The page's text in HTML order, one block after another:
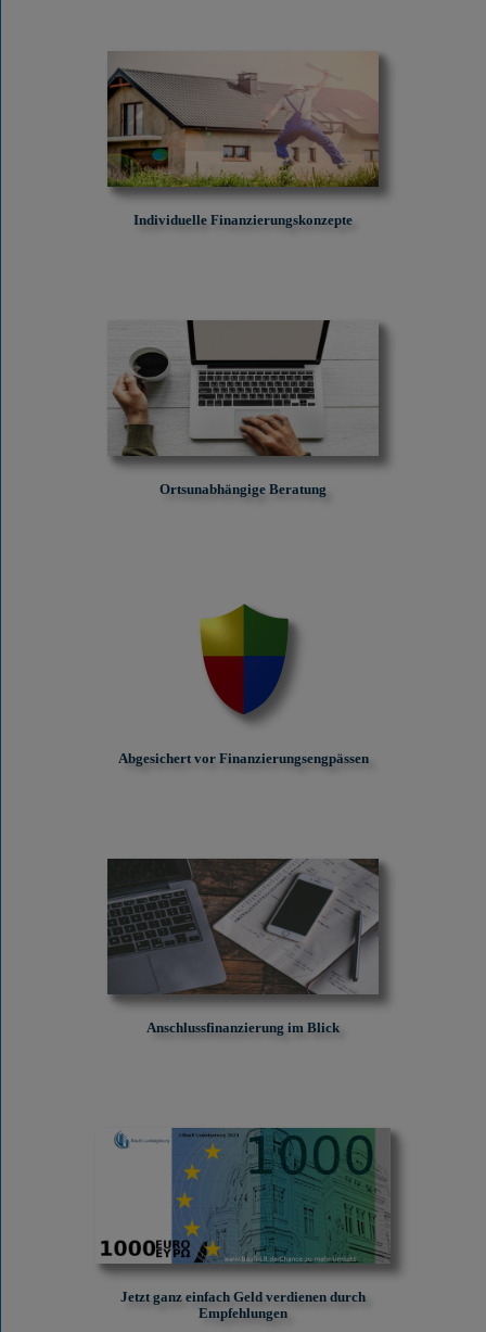
Individuelle Finanzierungskonzepte
Ortsunabhängige Beratung
Abgesichert vor Finanzierungs­engpässen
Anschlussfinanzierung im Blick
Jetzt ganz einfach Geld verdienen durch
Empfehlungen